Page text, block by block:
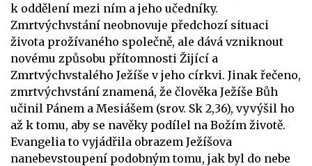
k oddělení mezi ním a jeho učedníky.
Zmrtvýchvstání neobnovuje předchozí situaci
života prožívaného společně, ale dává vzniknout
novému způsobu přítomnosti Žijící a
Zmrtvýchvstalého Ježíše v jeho církvi. Jinak řečeno,
zmrtvýchvstání znamená, že člověka Ježíše Bůh
učinil Pánem a Mesiášem (srov. Sk 2,36), vyvýšil ho
až k tomu, aby se navěky podílel na Božím životě.
Evangelia to vyjádřila obrazem Ježíšova
nanebevstoupení podobným tomu, jak byl do nebe